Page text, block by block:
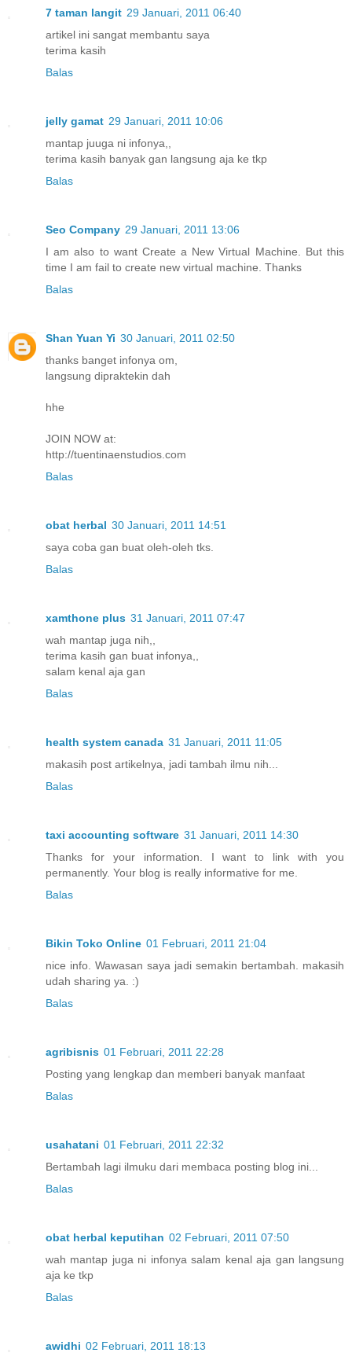
7 taman langit 29 Januari, 2011 06:40
artikel ini sangat membantu saya
terima kasih
Balas
jelly gamat 29 Januari, 2011 10:06
mantap juuga ni infonya,,
terima kasih banyak gan langsung aja ke tkp
Balas
Seo Company 29 Januari, 2011 13:06
I am also to want Create a New Virtual Machine. But this
time I am fail to create new virtual machine. Thanks
Balas
Shan Yuan Yi 30 Januari, 2011 02:50
thanks banget infonya om,
langsung dipraktekin dah
hhe
JOIN NOW at:
http://tuentinaenstudios.com
Balas
obat herbal 30 Januari, 2011 14:51
saya coba gan buat oleh-oleh tks.
Balas
xamthone plus 31 Januari, 2011 07:47
wah mantap juga nih,,
terima kasih gan buat infonya,,
salam kenal aja gan
Balas
health system canada 31 Januari, 2011 11:05
makasih post artikelnya, jadi tambah ilmu nih...
Balas
taxi accounting software 31 Januari, 2011 14:30
Thanks for your information. I want to link with you
permanently. Your blog is really informative for me.
Balas
Bikin Toko Online 01 Februari, 2011 21:04
nice info. Wawasan saya jadi semakin bertambah. makasih
udah sharing ya. :)
Balas
agribisnis 01 Februari, 2011 22:28
Posting yang lengkap dan memberi banyak manfaat
Balas
usahatani 01 Februari, 2011 22:32
Bertambah lagi ilmuku dari membaca posting blog ini...
Balas
obat herbal keputihan 02 Februari, 2011 07:50
wah mantap juga ni infonya salam kenal aja gan langsung
aja ke tkp
Balas
awidhi 02 Februari, 2011 18:13